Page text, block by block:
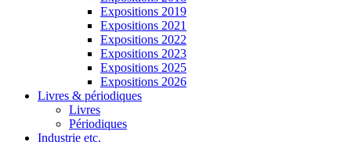
Expositions 2019
Expositions 2021
Expositions 2022
Expositions 2023
Expositions 2025
Expositions 2026
Livres & périodiques
Livres
Périodiques
Industrie etc.